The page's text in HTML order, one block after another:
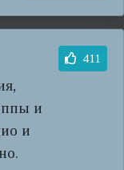
и
и
411